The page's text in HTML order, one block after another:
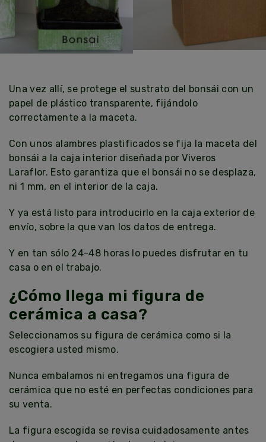
Una vez allí, se protege el sustrato del bonsái con un
papel de plástico transparente, fijándolo
correctamente a la maceta.
Con unos alambres plastificados se fija la maceta del
bonsái a la caja interior diseñada por Viveros
Laraflor. Esto garantiza que el bonsái no se desplaza,
ni 1 mm, en el interior de la caja.
Y ya está listo para introducirlo en la caja exterior de
envío, sobre la que van los datos de entrega.
Y en tan sólo 24-48 horas lo puedes disfrutar en tu
casa o en el trabajo.
¿Cómo llega mi figura de
cerámica a casa?
Seleccionamos su figura de cerámica como si la
escogiera usted mismo.
Nunca embalamos ni entregamos una figura de
cerámica que no esté en perfectas condiciones para
su venta.
La figura escogida se revisa cuidadosamente antes